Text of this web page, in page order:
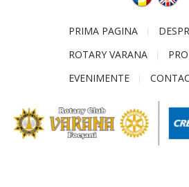
PRIMA PAGINA
ROTARY VARANA
EVENIMENTE